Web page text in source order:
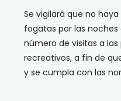
Se vigilará que no
fogatas por las
número de visitas a
recreativos, a fin de
y se cumpla con las